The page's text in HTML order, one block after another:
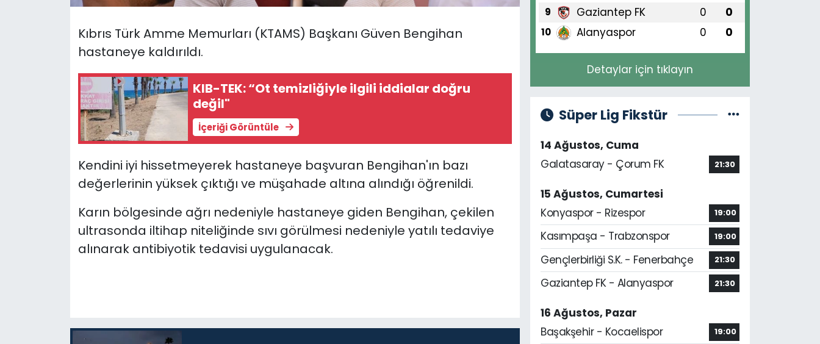
Kıbrıs Türk Amme Memurları (KTAMS) Başkanı Güven Bengihan
hastaneye kaldırıldı.
KIB-TEK: “Ot temizliğiyle ilgili iddialar doğru
değil"
İçeriği Görüntüle
Kendini iyi hissetmeyerek hastaneye başvuran Bengihan'ın bazı
değerlerinin yüksek çıktığı ve müşahade altına alındığı öğrenildi.
Karın bölgesinde ağrı nedeniyle hastaneye giden Bengihan, çekilen
ultrasonda iltihap niteliğinde sıvı görülmesi nedeniyle yatılı tedaviye
alınarak antibiyotik tedavisi uygulanacak.
9 Gaziantep FK 0 0
10 Alanyaspor 0 0
Detaylar için tıklayın
Süper Lig Fikstür
14 Ağustos, Cuma
Galatasaray - Çorum FK
21:30
15 Ağustos, Cumartesi
Konyaspor - Rizespor
19:00
Kasımpaşa - Trabzonspor 19:00
Gençlerbirliği S.K. - Fenerbahçe 21:30
Gaziantep FK - Alanyaspor 21:30
16 Ağustos, Pazar
Başakşehir - Kocaelispor
19:00
Politika
Teknoloji
Video Galeri
Yazarlar